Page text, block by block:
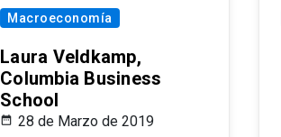
Macroeconomía
Laura Veldkamp,
Columbia Business
School
28 de Marzo de 2019